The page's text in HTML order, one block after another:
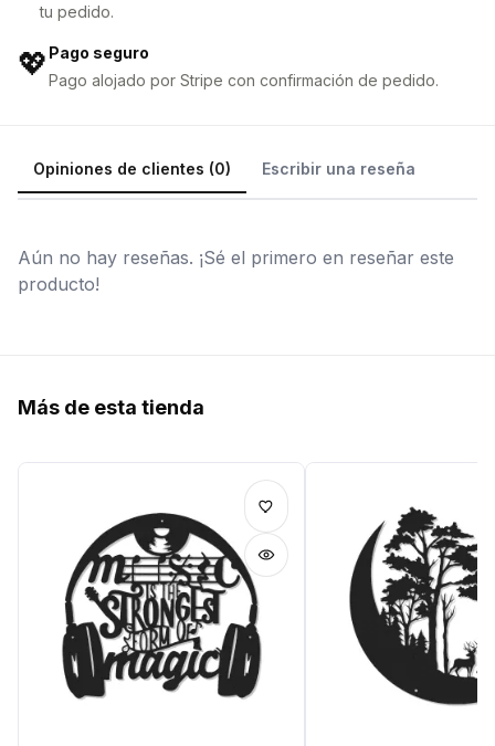
tu pedido.
💖 Pago seguro
Pago alojado por Stripe con confirmación de pedido.
Opiniones de clientes (0) Escribir una reseña
Aún no hay reseñas. ¡Sé el primero en reseñar este
producto!
Más de esta tienda